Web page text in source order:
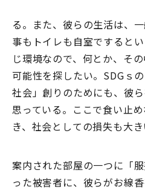
る。また、彼らの生活は、
事もトイレも自室ですると
じ環境なので、何とか、そ
可能性を探したい。SDGｓ
社会」創りのためにも、彼
思っている。ここで食い止
き、社会としての損失も大き
案内された部屋の一つに「
った被害者に、彼らがお線